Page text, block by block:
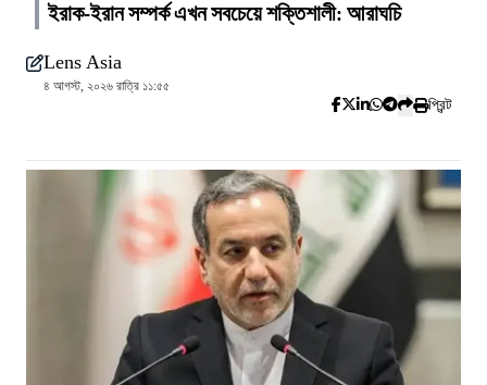
ইরাক-ইরান সম্পর্ক এখন সবচেয়ে শক্তিশালী: আরাঘচি
Lens Asia
৪ আগস্ট, ২০২৬ রাত্রি ১১:৫৫
প্রিন্ট